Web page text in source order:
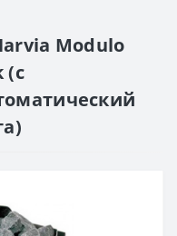
Modulo
(с